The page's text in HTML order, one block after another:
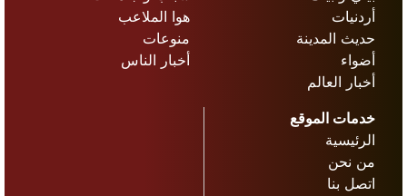
أردنيات
حديث المدينة
أضواء
أخبار العالم
هوا الملاعب
منوعات
أخبار الناس
خدمات الموقع
الرئيسية
من نحن
اتصل بنا